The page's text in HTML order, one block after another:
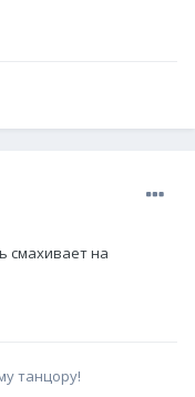
смахивает на
танцору!